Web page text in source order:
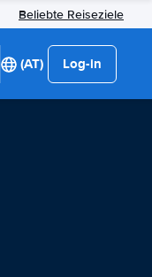
Beliebte Reiseziele
(AT) Log-in